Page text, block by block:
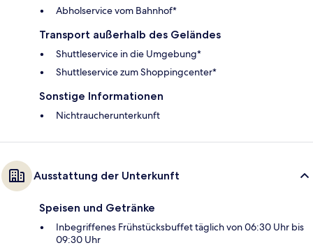
Abholservice vom Bahnhof*
Transport außerhalb des Geländes
Shuttleservice in die Umgebung*
Shuttleservice zum Shoppingcenter*
Sonstige Informationen
Nichtraucherunterkunft
Ausstattung der Unterkunft
Speisen und Getränke
Inbegriffenes Frühstücksbuffet täglich von 06:30 Uhr bis
09:30 Uhr